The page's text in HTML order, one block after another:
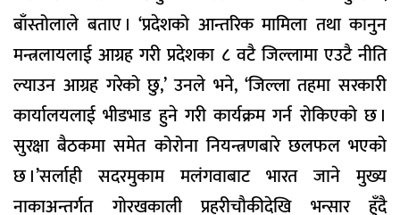
बाँस्तोलाले बताए । ‘प्रदेशको आन्तरिक मामिला तथा कानुन
मन्त्रलायलाई आग्रह गरी प्रदेशका ८ वटै जिल्लामा एउटै नीति
ल्याउन आग्रह गरेको छु,’ उनले भने, ‘जिल्ला तहमा सरकारी
कार्यालयलाई भीडभाड हुने गरी कार्यक्रम गर्न रोकिएको छ ।
सुरक्षा बैठकमा समेत कोरोना नियन्त्रणबारे छलफल भएको
छ ।’सर्लाही सदरमुकाम मलंगवाबाट भारत जाने मुख्य
नाकाअन्तर्गत गोरखकाली प्रहरीचौकीदेखि भन्सार हुँदै